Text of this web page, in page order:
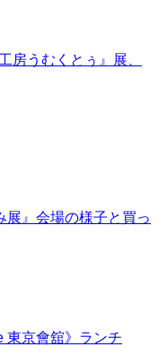
房うむくとぅ』展、
展』会場の様子と買っ
東京會舘》ランチ